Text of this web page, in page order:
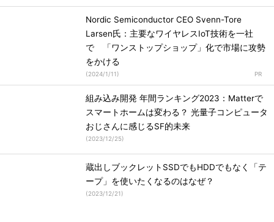
Nordic Semiconductor CEO Svenn-Tore
Larsen氏：主要なワイヤレスIoT技術を一社
で 「ワンストップショップ」化で市場に攻勢
をかける
(2024/1/11)
組み込み開発 年間ランキング2023：Matterで
スマートホームは変わる？ 光量子コンピュータ
おじさんに感じるSF的未来
(2023/12/25)
蔵出しブックレットSSDでもHDDでもなく「テ
ープ」を使いたくなるのはなぜ？
(2023/12/21)